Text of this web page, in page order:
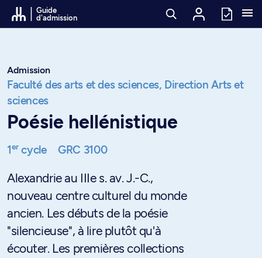
Passer au contenu
Guide
d'admission
Admission
Faculté des arts et des sciences, Direction Arts et
sciences
Poésie hellénistique
1ercycle GRC 3100
Alexandrie au IIIe s. av. J.-C.,
nouveau centre culturel du monde
ancien. Les débuts de la poésie
"silencieuse", à lire plutôt qu'à
écouter. Les premières collections